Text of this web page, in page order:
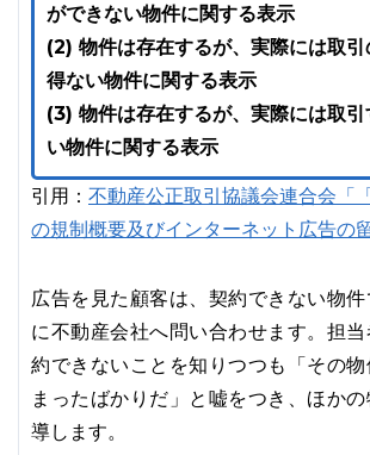
ができない物件に関する表示
(2) 物件は存在するが、実際には取引
得ない物件に関する表示
(3) 物件は存在するが、実際には取
い物件に関する表示
引用： 不動産公正取引協議会連合会「
の規制概要及びインターネット広告の
広告を見た顧客は、契約できない物
に不動産会社へ問い合わせます。担
約できないことを知りつつも「その
まったばかりだ」と嘘をつき、ほか
導します。